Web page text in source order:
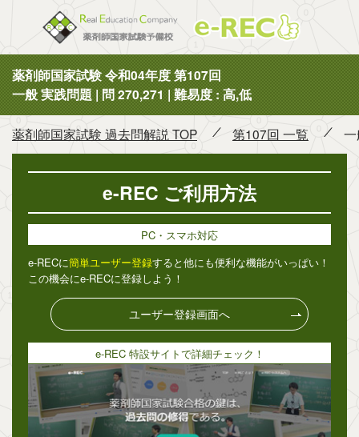
薬剤師国家試験 令和04年度 第107回
一般 実践問題 | 問 270,271 | 難易度 : 高,低
薬剤師国家試験 過去問解説 TOP 第107回 一覧
e-REC ご利用方法
PC・スマホ対応
e-RECに簡単ユーザー登録すると他にも便利な機能がいっぱい！
この機会にe-RECに登録しよう！
ユーザー登録画面へ
e-REC 特設サイトで詳細チェック！